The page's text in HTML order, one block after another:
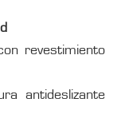
revestimiento
antideslizante